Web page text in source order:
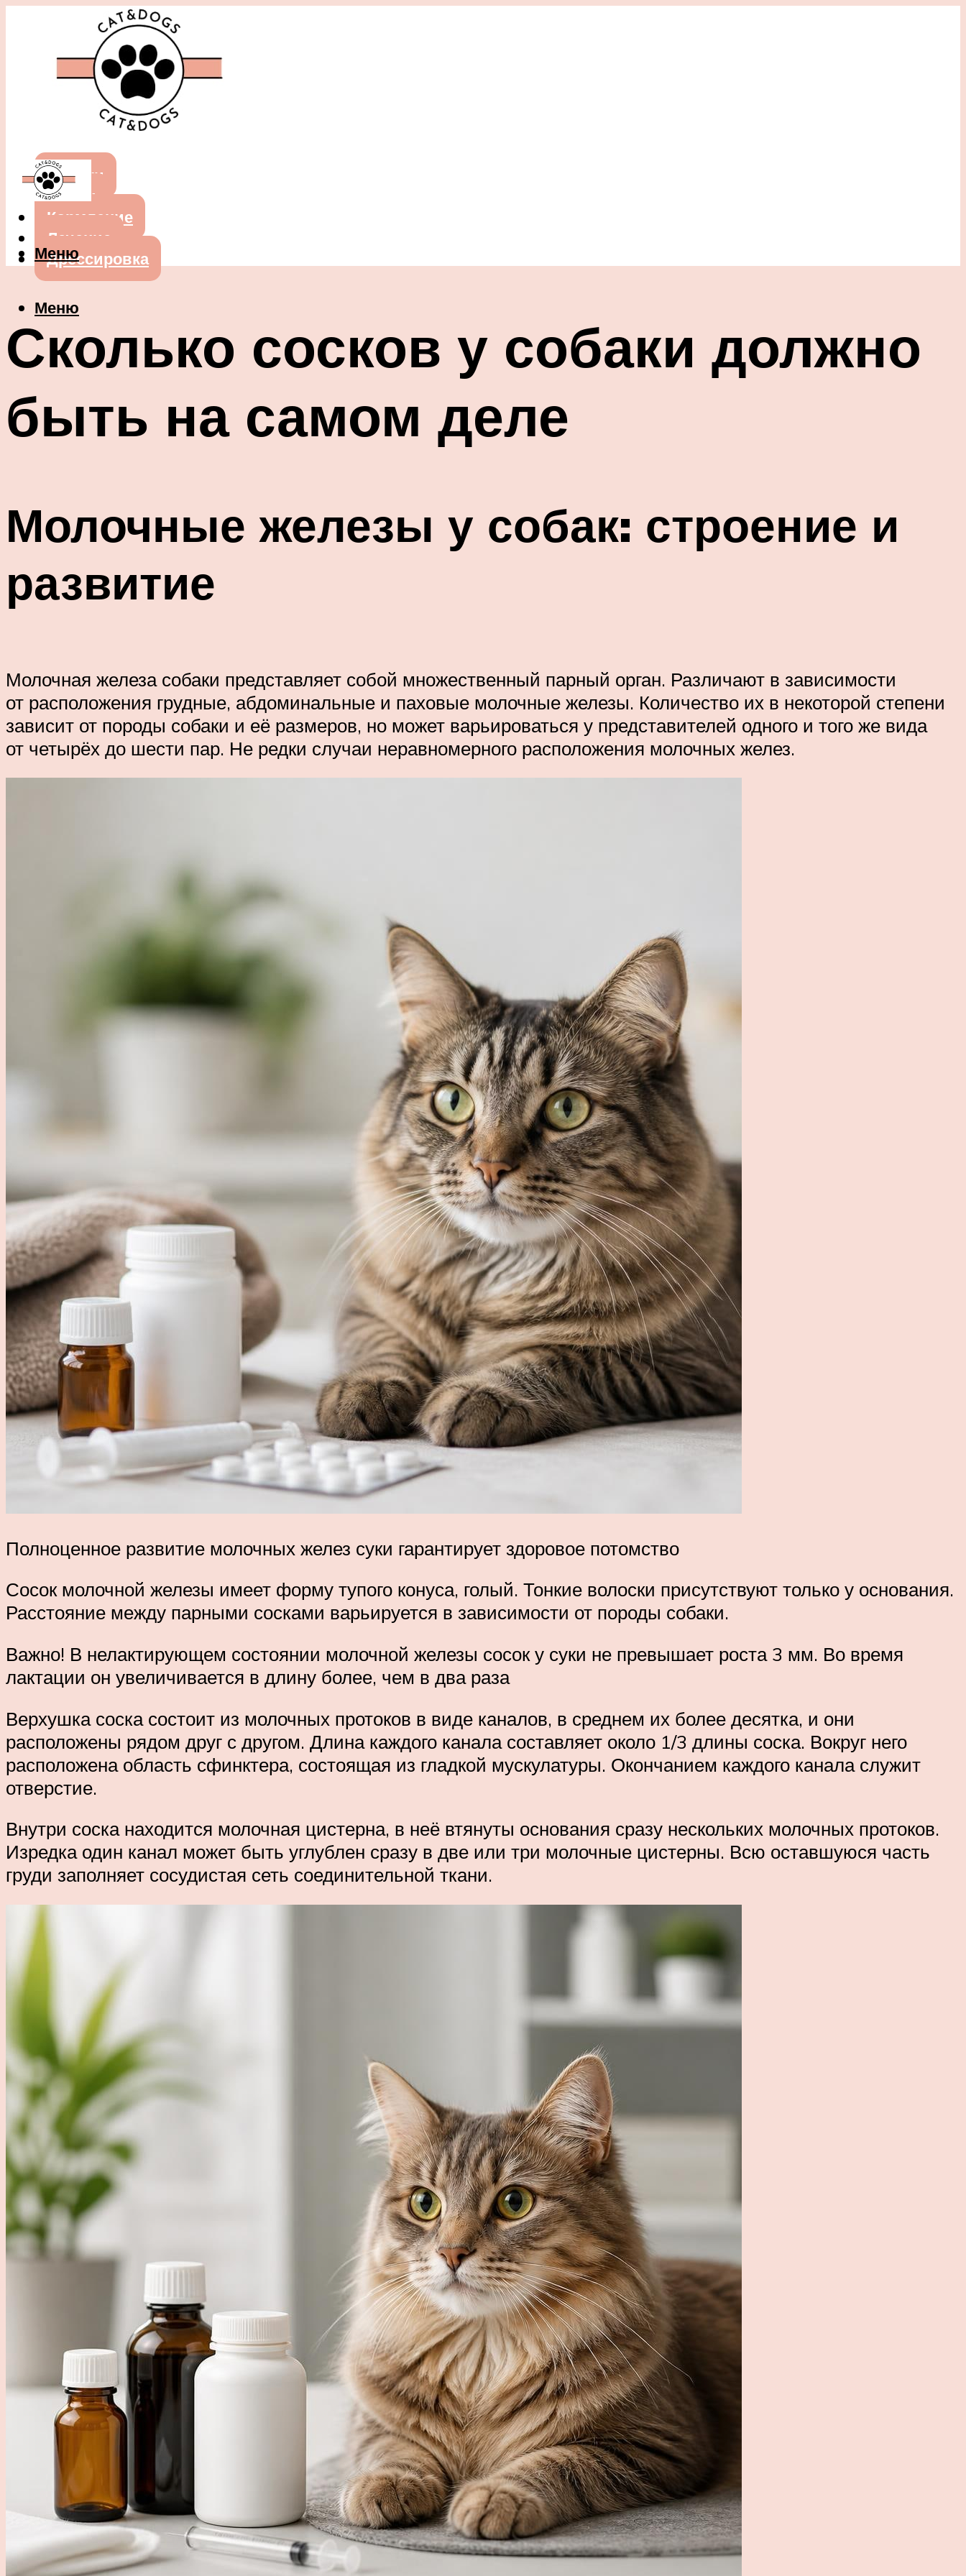
Собаки
Кошки
Кормление
Лечение
Дрессировка
Меню
Меню
Сколько сосков у собаки должно
быть на самом деле
Молочные железы у собак: строение и
развитие
Молочная железа собаки представляет собой множественный парный орган. Различают в зависимости
от расположения грудные, абдоминальные и паховые молочные железы. Количество их в некоторой степени
зависит от породы собаки и её размеров, но может варьироваться у представителей одного и того же вида
от четырёх до шести пар. Не редки случаи неравномерного расположения молочных желез.
Полноценное развитие молочных желез суки гарантирует здоровое потомство
Сосок молочной железы имеет форму тупого конуса, голый. Тонкие волоски присутствуют только у основания.
Расстояние между парными сосками варьируется в зависимости от породы собаки.
Важно! В нелактирующем состоянии молочной железы сосок у суки не превышает роста 3 мм. Во время
лактации он увеличивается в длину более, чем в два раза
Верхушка соска состоит из молочных протоков в виде каналов, в среднем их более десятка, и они
расположены рядом друг с другом. Длина каждого канала составляет около 1/3 длины соска. Вокруг него
расположена область сфинктера, состоящая из гладкой мускулатуры. Окончанием каждого канала служит
отверстие.
Внутри соска находится молочная цистерна, в неё втянуты основания сразу нескольких молочных протоков.
Изредка один канал может быть углублен сразу в две или три молочные цистерны. Всю оставшуюся часть
груди заполняет сосудистая сеть соединительной ткани.